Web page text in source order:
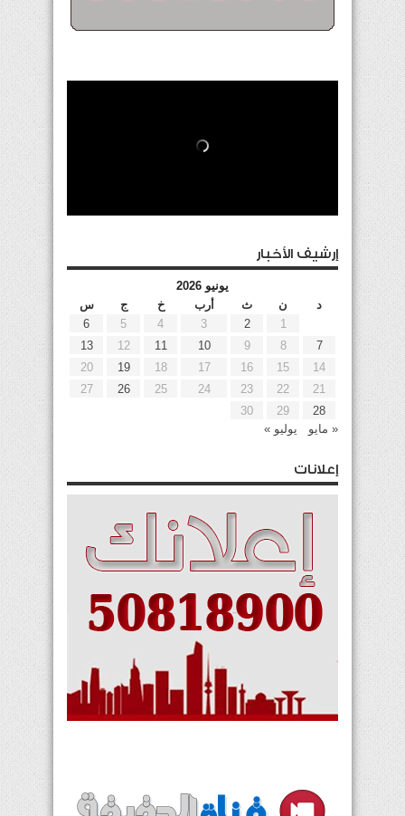
إرشيف الأخبار
يونيو 2026
د
ن ث أرب خ ج
س
1
2
3
4
5
6
7
8
9
10
11
12
13
14
15
16
17
18
19
20
21
22
23
24
25
26
27
28
29
30
« مايو
يوليو »
إعلانات